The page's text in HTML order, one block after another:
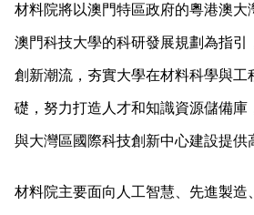
材料院將以澳門特區政府的粵港澳大
澳門科技大學的科研發展規劃為指引
創新潮流，夯實大學在材料科學與工
礎，努力打造人才和知識資源儲備庫
與大灣區國際科技創新中心建設提供
材料院主要面向人工智慧、先進製造